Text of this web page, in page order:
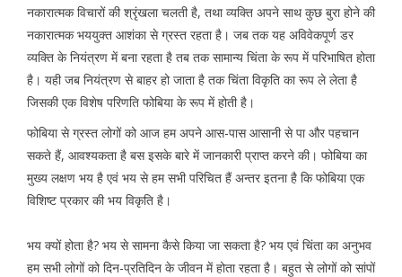
नकारात्मक विचारों की श्रृंखला चलती है, तथा व्यक्ति अपने साथ कुछ बुरा होने की
नकारात्मक भययुक्त आशंका से ग्रस्त रहता है। जब तक यह अविवेकपूर्ण डर
व्यक्ति के नियंत्रण में बना रहता है तब तक सामान्य चिंता के रूप में परिभाषित होता
है। यही जब नियंत्रण से बाहर हो जाता है तक चिंता विकृति का रूप ले लेता है
जिसकी एक विशेष परिणति फोबिया के रूप में होती है।
फोबिया से ग्रस्त लोगों को आज हम अपने आस-पास आसानी से पा और पहचान
सकते हैं, आवश्यकता है बस इसके बारे में जानकारी प्राप्त करने की। फोबिया का
मुख्य लक्षण भय है एवं भय से हम सभी परिचित हैं अन्तर इतना है कि फोबिया एक
विशिष्ट प्रकार की भय विकृति है।
भय क्यों होता है? भय से सामना कैसे किया जा सकता है? भय एवं चिंता का अनुभव
हम सभी लोगों को दिन-प्रतिदिन के जीवन में होता रहता है। बहुत से लोगों को सांपों